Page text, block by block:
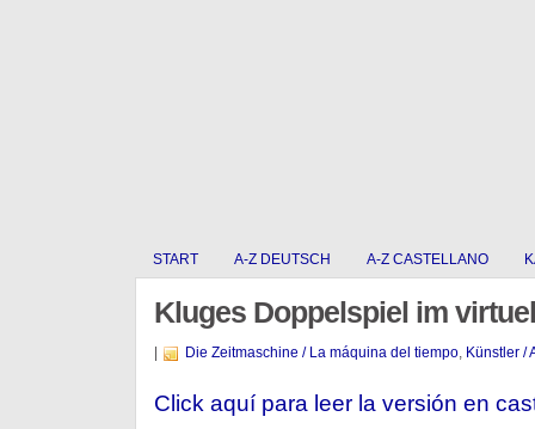
START A-Z DEUTSCH A-Z CASTELLANO
Kluges Doppelspiel im
Die Zeitmaschine / La máquina del tiempo, Künstler /
Click aquí para leer la versión en